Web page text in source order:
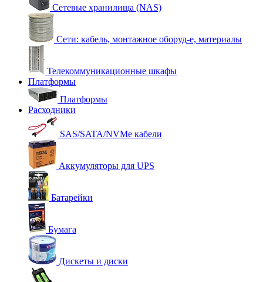
Сетевые хранилища (NAS)
Сети: кабель, монтажное оборуд-е, материалы
Телекоммуникационные шкафы
Платформы
Платформы
Расходники
SAS/SATA/NVMe кабели
Аккумуляторы для UPS
Батарейки
Бумага
Дискеты и диски